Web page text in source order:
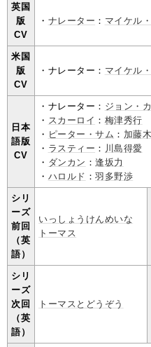
英国
版
CV
・ ナレーター ： マイケル
米国
版
CV
・ナレーター： マイケル
日本
語版
CV
・ナレーター： ジョン・
・ スカーロイ ： 梅津秀行
・ ピーター・サム ： 加藤
・ ラスティー ： 川島得愛
・ ダンカン ：逢坂力
・ ハロルド ：羽多野渉
シリ
ーズ
前回
（英
語）
いっしょうけんめいな
トーマス
シリ
ーズ
次回
（英
語）
トーマスとどうぞう